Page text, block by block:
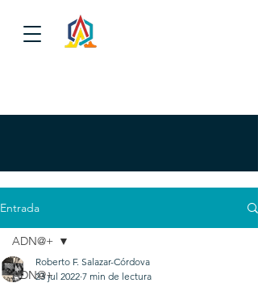
Entrada
ADN@+
ADN@+
Roberto F. Salazar-Córdova
23 jul 2022 7 min de lectura